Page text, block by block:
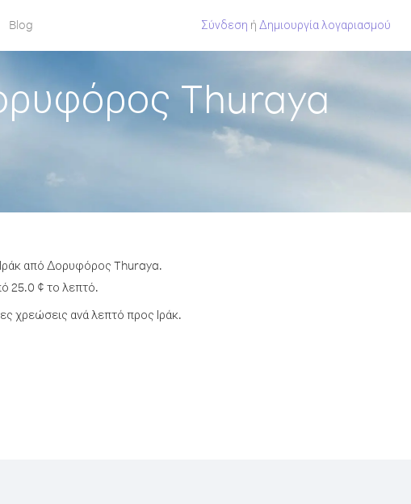
Blog Σύνδεση ή Δημιουργία λογαριασμού
Thuraya
Ιράκ από Δορυφόρος Thuraya.
25.0 ¢ το λεπτό.
χρεώσεις ανά λεπτό προς Ιράκ.